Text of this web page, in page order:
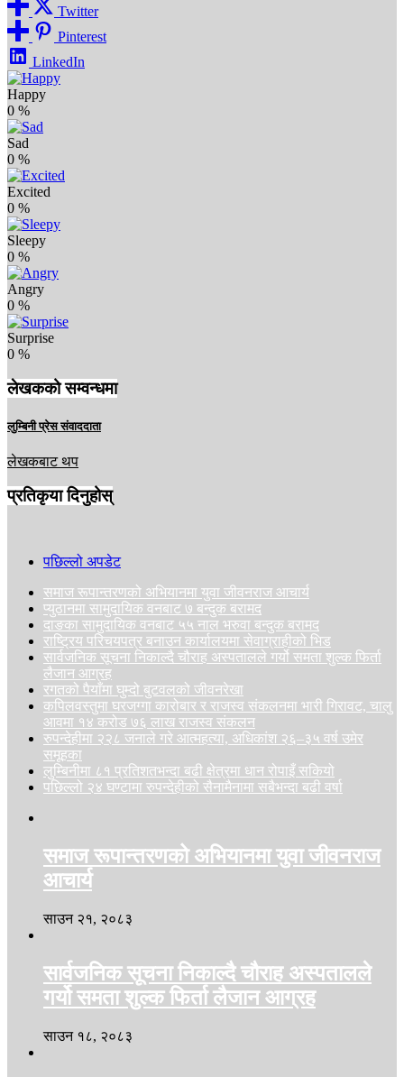
Twitter
Pinterest
LinkedIn
Happy
0 %
Sad
0 %
Excited
0 %
Sleepy
0 %
Angry
0 %
Surprise
0 %
लेखकको सम्वन्धमा
लुम्बिनी प्रेस संवाददाता
लेखकबाट थप
प्रतिकृया दिनुहोस्
पछिल्लो अपडेट
समाज रूपान्तरणको अभियानमा युवा जीवनराज आचार्य
प्युठानमा सामुदायिक वनबाट ७ बन्दुक बरामद
दाङका सामुदायिक वनबाट ५५ नाल भरुवा बन्दुक बरामद
राष्ट्रिय परिचयपत्र बनाउन कार्यालयमा सेवाग्राहीको भिड
सार्वजनिक सूचना निकाल्दै चौराह अस्पतालले गर्यो समता शुल्क फिर्ता
लैजान आग्रह
रगतको पैयाँमा घुम्दो बुटवलको जीवनरेखा
कपिलवस्तुमा घरजग्गा कारोबार र राजस्व संकलनमा भारी गिरावट, चालु
आवमा १४ करोड ७६ लाख राजस्व संकलन
रुपन्देहीमा २२८ जनाले गरे आत्महत्या, अधिकांश २६–३५ वर्ष उमेर
समूहका
लुम्बिनीमा ८१ प्रतिशतभन्दा बढी क्षेत्रमा धान रोपाइँ सकियो
पछिल्लो २४ घण्टामा रुपन्देहीको सैनामैनामा सबैभन्दा बढी वर्षा
समाज रूपान्तरणको अभियानमा युवा जीवनराज
आचार्य
साउन २१, २०८३
सार्वजनिक सूचना निकाल्दै चौराह अस्पतालले
गर्यो समता शुल्क फिर्ता लैजान आग्रह
साउन १८, २०८३